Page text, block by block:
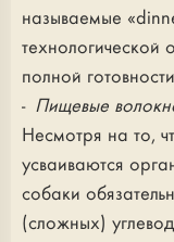
называемые
технологической
полной
- Пищевые
Несмотря на то,
усваиваются
собаки
(сложных)